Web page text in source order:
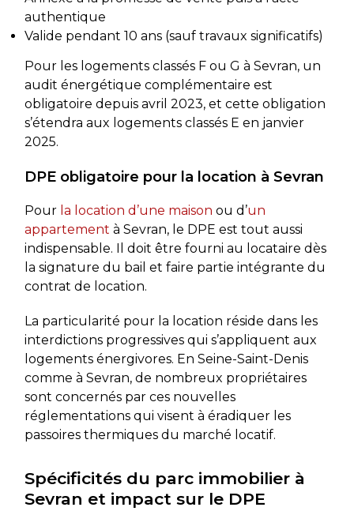
authentique
Valide pendant 10 ans (sauf travaux significatifs)
Pour les logements classés F ou G à Sevran, un
audit énergétique complémentaire est
obligatoire depuis avril 2023, et cette obligation
s’étendra aux logements classés E en janvier
2025.
DPE obligatoire pour la location à Sevran
Pour la location d’une maison ou d’un
appartement à Sevran, le DPE est tout aussi
indispensable. Il doit être fourni au locataire dès
la signature du bail et faire partie intégrante du
contrat de location.
La particularité pour la location réside dans les
interdictions progressives qui s’appliquent aux
logements énergivores. En Seine-Saint-Denis
comme à Sevran, de nombreux propriétaires
sont concernés par ces nouvelles
réglementations qui visent à éradiquer les
passoires thermiques du marché locatif.
Spécificités du parc immobilier à
Sevran et impact sur le DPE